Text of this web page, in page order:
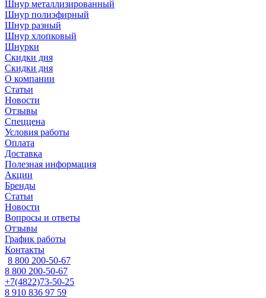
Шнур металлизированный
Шнур полиэфирный
Шнур разный
Шнур хлопковый
Шнурки
Скидки дня
Скидки дня
О компании
Статьи
Новости
Отзывы
Спеццена
Условия работы
Оплата
Доставка
Полезная информация
Акции
Бренды
Статьи
Новости
Вопросы и ответы
Отзывы
График работы
Контакты
8 800 200-50-67
8 800 200-50-67
+7(4822)73-50-25
8 910 836 97 59